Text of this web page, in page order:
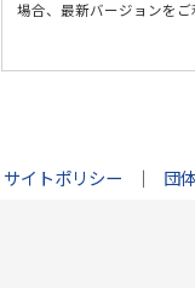
場合、最新バージョンをご
サイトポリシー 団